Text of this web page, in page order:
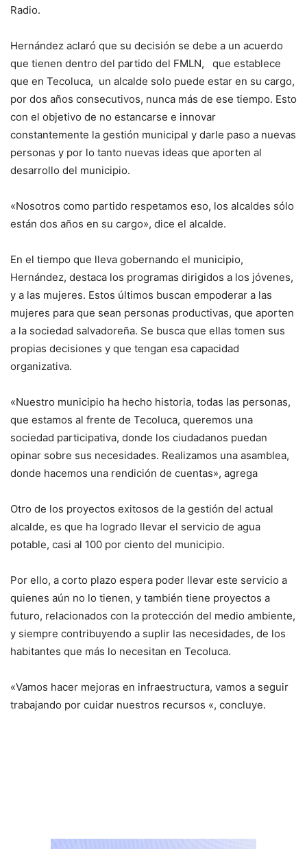
Radio.
Hernández aclaró que su decisión se debe a un acuerdo
que tienen dentro del partido del FMLN, que establece
que en Tecoluca, un alcalde solo puede estar en su cargo,
por dos años consecutivos, nunca más de ese tiempo. Esto
con el objetivo de no estancarse e innovar
constantemente la gestión municipal y darle paso a nuevas
personas y por lo tanto nuevas ideas que aporten al
desarrollo del municipio.
«Nosotros como partido respetamos eso, los alcaldes sólo
están dos años en su cargo», dice el alcalde.
En el tiempo que lleva gobernando el municipio,
Hernández, destaca los programas dirigidos a los jóvenes,
y a las mujeres. Estos últimos buscan empoderar a las
mujeres para que sean personas productivas, que aporten
a la sociedad salvadoreña. Se busca que ellas tomen sus
propias decisiones y que tengan esa capacidad
organizativa.
«Nuestro municipio ha hecho historia, todas las personas,
que estamos al frente de Tecoluca, queremos una
sociedad participativa, donde los ciudadanos puedan
opinar sobre sus necesidades. Realizamos una asamblea,
donde hacemos una rendición de cuentas», agrega
Otro de los proyectos exitosos de la gestión del actual
alcalde, es que ha logrado llevar el servicio de agua
potable, casi al 100 por ciento del municipio.
Por ello, a corto plazo espera poder llevar este servicio a
quienes aún no lo tienen, y también tiene proyectos a
futuro, relacionados con la protección del medio ambiente,
y siempre contribuyendo a suplir las necesidades, de los
habitantes que más lo necesitan en Tecoluca.
«Vamos hacer mejoras en infraestructura, vamos a seguir
trabajando por cuidar nuestros recursos «, concluye.